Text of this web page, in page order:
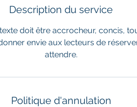
Description du service
doit être accrocheur, concis,
envie aux lecteurs de
attendre.
Politique d'annulation